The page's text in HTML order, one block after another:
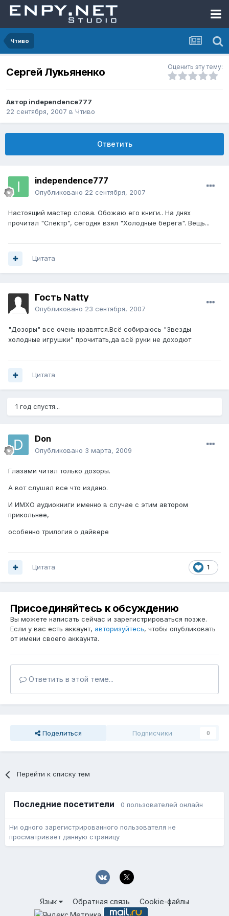
Чтиво
Сергей Лукьяненко Оценить эту тему:
Автор independence777
22 сентября, 2007 в Чтиво
Ответить
independence777
Опубликовано 22 сентября, 2007
Настоящий мастер слова. Обожаю его книги.. На днях
прочитал "Спектр", сегодня взял "Холодные берега". Вещь...
Цитата
Гость Natty
Опубликовано 23 сентября, 2007
"Дозоры" все очень нравятся.Всё собираюсь "Звезды
холодные игрушки" прочитать,да всё руки не доходют
Цитата
1 год спустя...
Don
Опубликовано 3 марта, 2009
Глазами читал только дозоры.
А вот слушал все что издано.
И ИМХО аудиокниги именно в случае с этим автором
прикольнее,
особенно трилогия о дайвере
1
Цитата
Присоединяйтесь к обсуждению
Вы можете написать сейчас и зарегистрироваться позже.
Если у вас есть аккаунт, авторизуйтесь, чтобы опубликовать
от имени своего аккаунта.
Ответить в этой теме...
Поделиться Подписчики 0
Перейти к списку тем
Последние посетители 0 пользователей онлайн
Ни одного зарегистрированного пользователя не
просматривает данную страницу
Язык Обратная связь Cookie-файлы